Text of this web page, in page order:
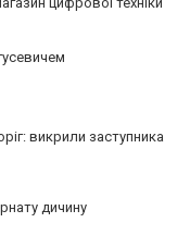
викрили заступника
дичину